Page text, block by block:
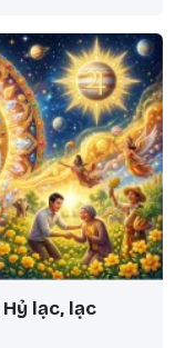
lạc, lạc